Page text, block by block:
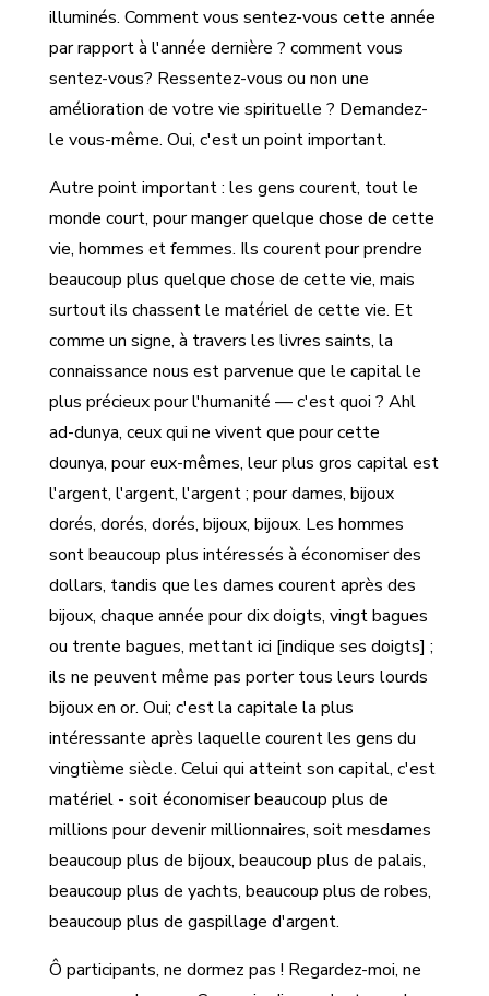
illuminés. Comment vous sentez-vous cette année
par rapport à l'année dernière ? comment vous
sentez-vous? Ressentez-vous ou non une
amélioration de votre vie spirituelle ? Demandez-
le vous-même. Oui, c'est un point important.
Autre point important : les gens courent, tout le
monde court, pour manger quelque chose de cette
vie, hommes et femmes. Ils courent pour prendre
beaucoup plus quelque chose de cette vie, mais
surtout ils chassent le matériel de cette vie. Et
comme un signe, à travers les livres saints, la
connaissance nous est parvenue que le capital le
plus précieux pour l'humanité — c'est quoi ? Ahl
ad-dunya, ceux qui ne vivent que pour cette
dounya, pour eux-mêmes, leur plus gros capital est
l'argent, l'argent, l'argent ; pour dames, bijoux
dorés, dorés, dorés, bijoux, bijoux. Les hommes
sont beaucoup plus intéressés à économiser des
dollars, tandis que les dames courent après des
bijoux, chaque année pour dix doigts, vingt bagues
ou trente bagues, mettant ici [indique ses doigts] ;
ils ne peuvent même pas porter tous leurs lourds
bijoux en or. Oui; c'est la capitale la plus
intéressante après laquelle courent les gens du
vingtième siècle. Celui qui atteint son capital, c'est
matériel - soit économiser beaucoup plus de
millions pour devenir millionnaires, soit mesdames
beaucoup plus de bijoux, beaucoup plus de palais,
beaucoup plus de yachts, beaucoup plus de robes,
beaucoup plus de gaspillage d'argent.
Ô participants, ne dormez pas ! Regardez-moi, ne